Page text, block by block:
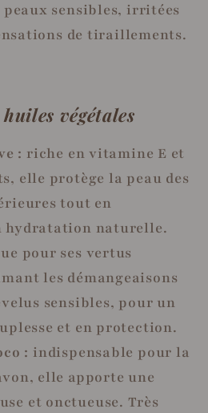
sensibles, irritées
de tiraillements.
végétales
: riche en vitamine E et
elle protège la peau des
tout en
hydratation naturelle.
pour ses vertus
les démangeaisons
sensibles, pour un
et en protection.
: indispensable pour la
elle apporte une
et onctueuse. Très